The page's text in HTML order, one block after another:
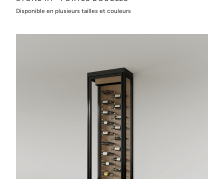
Disponible en plusieurs tailles et couleurs